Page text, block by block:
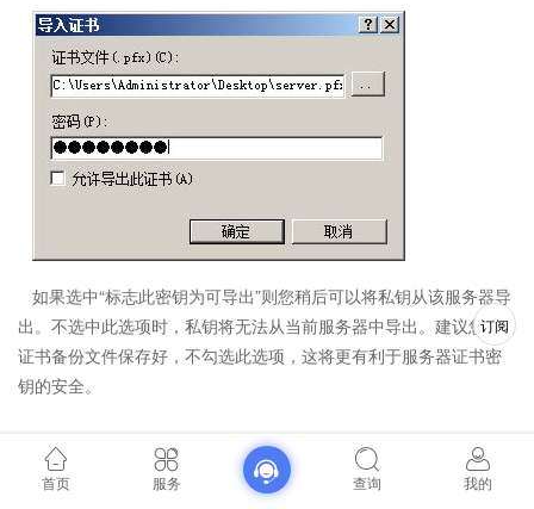
如果选中“标志此密钥为可导出”则您稍后可以将私钥从该服务器导
出。不选中此选项时，私钥将无法从当前服务器中导出。建议您将
证书备份文件保存好，不勾选此选项，这将更有利于服务器证书密
钥的安全。
首页 服务 查询 我的
订阅